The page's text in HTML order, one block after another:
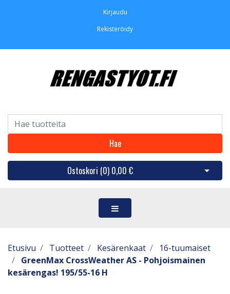
Kirjaudu
Rekisteröidy
Hae
Ostoskori (0) 0,00 € Avaa
Etusivu Tuotteet Kesärenkaat
16-tuumaiset
GreenMax CrossWeather AS - Pohjoismainen
kesärengas! 195/55-16 H